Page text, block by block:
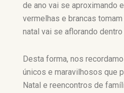
de ano vai se aproximando
vermelhas e brancas
natal vai se aflorando dentro
Desta forma, nos
únicos e maravilhosos que
Natal e reencontros de